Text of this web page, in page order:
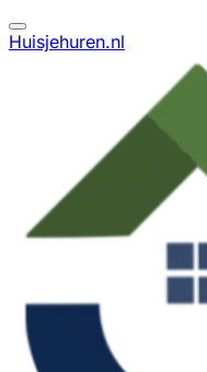
Huisjehuren.nl